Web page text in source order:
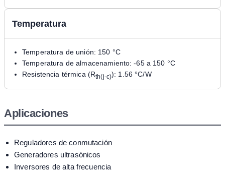
Temperatura
Temperatura de unión: 150 °C
Temperatura de almacenamiento: -65 a 150 °C
Resistencia térmica (Rth(j-c)): 1.56 °C/W
Aplicaciones
Reguladores de conmutación
Generadores ultrasónicos
Inversores de alta frecuencia